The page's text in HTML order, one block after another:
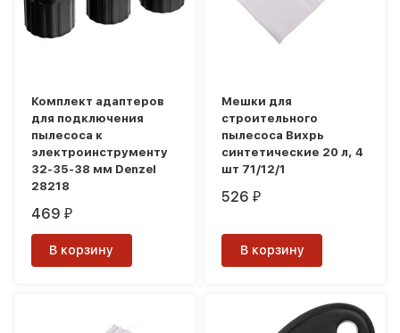
Комплект адаптеров
для подключения
пылесоса к
электроинструменту
32-35-38 мм Denzel
28218
469₽
В корзину
Мешки для
строительного
пылесоса Вихрь
синтетические 20 л, 4
шт 71/12/1
526₽
В корзину